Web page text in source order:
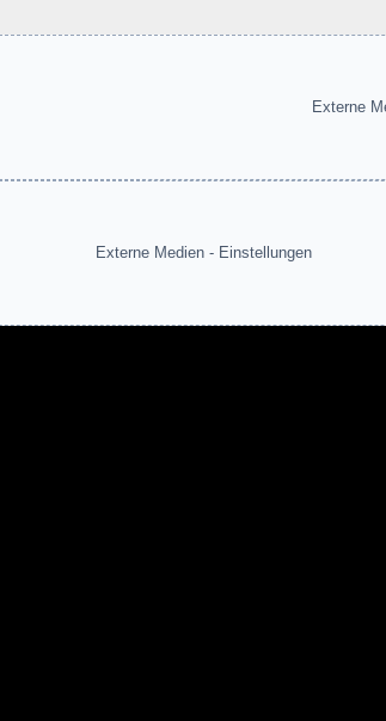
Externe
Externe Medien - Einstellungen